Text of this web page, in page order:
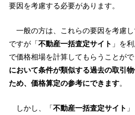
要因を考慮する必要があります。
一般の方は、これらの要因を考慮
ですが「不動産一括査定サイト 」を
で価格相場を計算してもらうことがで
において条件が類似する過去の取引
ため、価格算定の参考にできます。
しかし、「不動産一括査定サイト